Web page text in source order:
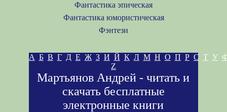
Фантастика эпическая
Фантастика юмористическая
Фэнтези
А Б В Г Д Е Ж З И Й К Л М Н О П Р С Т У
Z
Мартьянов Андрей - читать и
скачать бесплатные
электронные книги